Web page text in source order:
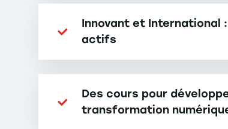
Innovant et International
actifs
Des cours pour
transformation